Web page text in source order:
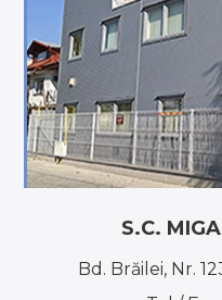
S.C.
Bd. Brăilei, Nr.